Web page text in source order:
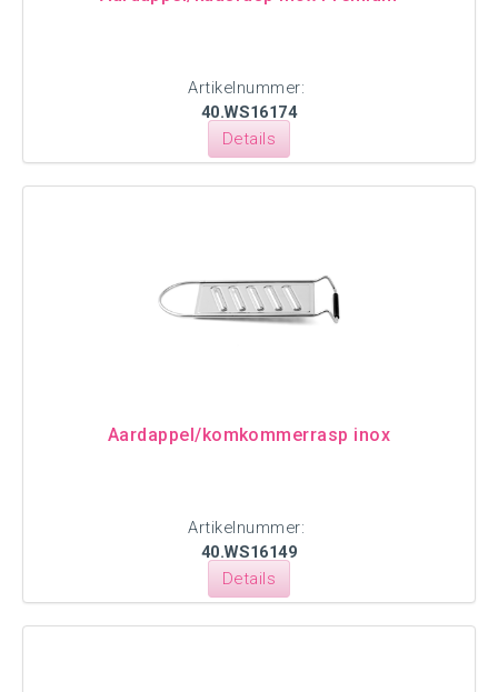
Artikelnummer:
40.WS16174
Details
Aardappel/komkommerrasp inox
Artikelnummer:
40.WS16149
Details